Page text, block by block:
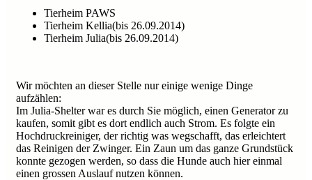
Tierheim PAWS
Tierheim Kellia(bis 26.09.2014)
Tierheim Julia(bis 26.09.2014)
Wir möchten an dieser Stelle nur einige wenige Dinge
aufzählen:
Im Julia-Shelter war es durch Sie möglich, einen Generator zu
kaufen, somit gibt es dort endlich auch Strom. Es folgte ein
Hochdruckreiniger, der richtig was wegschafft, das erleichtert
das Reinigen der Zwinger. Ein Zaun um das ganze Grundstück
konnte gezogen werden, so dass die Hunde auch hier einmal
einen grossen Auslauf nutzen können.